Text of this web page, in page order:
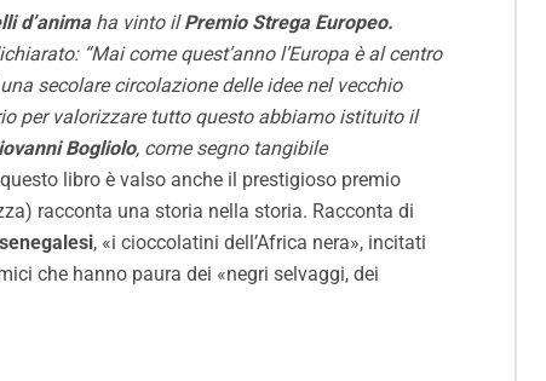
d’animaha vinto ilPremio Strega Europeo.
“Mai come quest’anno l’Europa è al centro
secolare circolazione delle idee nel vecchio
per valorizzare tutto questo abbiamo istituito il
Bogliolo, come segno tangibile
questo libro è valso anche il prestigioso premio
) racconta una storia nella storia. Racconta di
, «i cioccolatini dell’Africa nera», incitati
che hanno paura dei «negri selvaggi, dei